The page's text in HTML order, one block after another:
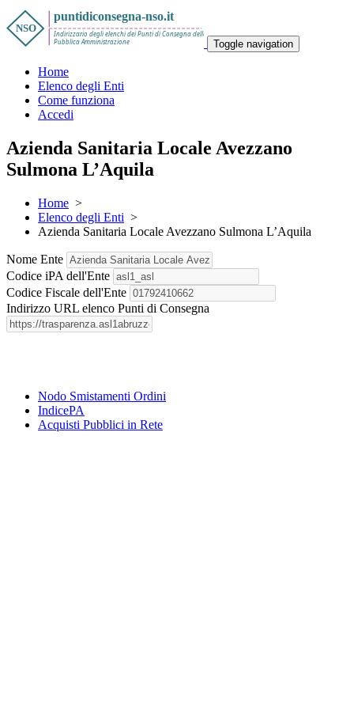
Toggle navigation
Home
Elenco degli Enti
Come funziona
Accedi
Azienda Sanitaria Locale Avezzano
Sulmona L’Aquila
Home >
Elenco degli Enti >
Azienda Sanitaria Locale Avezzano Sulmona L’Aquila
Nome Ente
Codice iPA dell'Ente
Codice Fiscale dell'Ente
Indirizzo URL elenco Punti di Consegna
Nodo Smistamenti Ordini
IndicePA
Acquisti Pubblici in Rete